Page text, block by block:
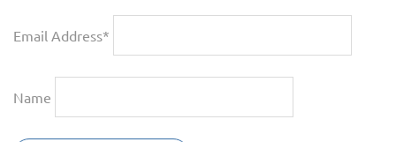
Email Address*
Name